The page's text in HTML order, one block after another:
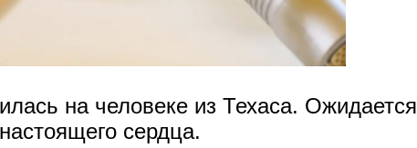
на человеке из Техаса. Ожидается
сердца.